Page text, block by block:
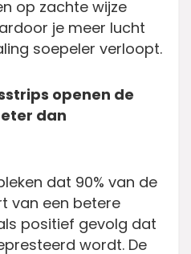
op zachte wijze
je meer lucht
soepeler verloopt.
openen de
dan
dat 90% van de
van een betere
positief gevolg dat
wordt. De